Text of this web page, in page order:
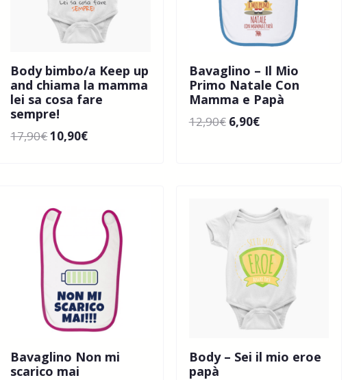
Body bimbo/a Keep up
and chiama la mamma
lei sa cosa fare
sempre!
17,90€10,90€
Bavaglino – Il Mio
Primo Natale Con
Mamma e Papà
12,90€ 6,90€
Bavaglino Non mi
scarico mai
Body – Sei il mio eroe
papà